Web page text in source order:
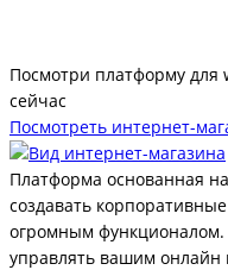
Посмотри платформу для
сейчас
Посмотреть интернет-
Платформа основанная
создавать
огромным
управлять вашим